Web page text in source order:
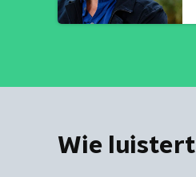
Wie luistert